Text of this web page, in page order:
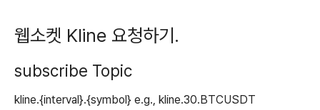
웹소켓 Kline 요청하기.
subscribe Topic
kline.{interval}.{symbol} e.g., kline.30.BTCUSDT